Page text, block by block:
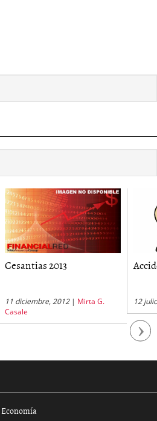
Accidente Laboral
12 julio, 2011|Diego Contreras
Next